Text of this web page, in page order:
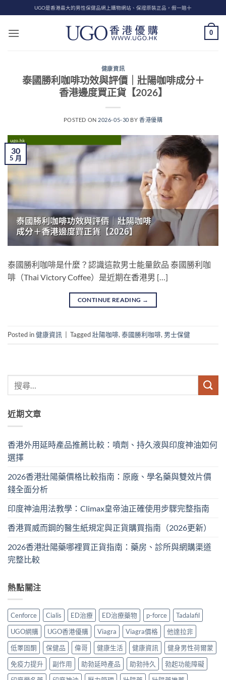
to
content
UGO是香港最大的男性保健品網上購物網站、保證原裝正品，假一賠十
0
健康資訊
泰國勝利咖啡功效與評價｜壯陽咖啡成分＋
香港邊度買正貨【2026】
POSTED ON 2026-05-30 BY香港優購
30
5 月
泰國勝利咖啡是什麼？認識這款男士能量飲品 泰國勝利咖
啡（Thai Victory Coffee）是近期在香港男 […]
CONTINUE READING →
Posted in健康資訊 Tagged壯陽咖啡,泰國勝利咖啡, 男士保健
近期文章
香港外用延時產品推薦比較：噴劑、持久液與印度神油如何
選擇
2026香港壯陽藥價格比較指南：原廠、學名藥與雙效片價
錢全面分析
印度神油用法教學：Climax皇帝油正確使用步驟完整指南
香港買威而鋼的醫生紙規定與正貨購買指南（2026更新）
2026香港壯陽藥哪裡買正貨指南：藥房、診所與網購渠道
完整比較
熱點關注
Cenforce Cialis ED治療 ED治療藥物 p-force
Tadalafil
UGO網購
UGO香港優購 Viagra Viagra價格
他達拉非
低睪固酮
保健品 偉哥 健康生活 健康資訊
健身男性荷爾蒙
免疫力提升
副作用 助勃延時產品 助勃持久
勃起功能障礙